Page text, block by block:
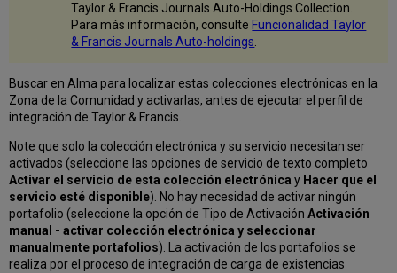
Taylor & Francis Journals Auto-Holdings Collection.
Para más información, consulte Funcionalidad Taylor
& Francis Journals Auto-holdings.
Buscar en Alma para localizar estas colecciones electrónicas en la
Zona de la Comunidad y activarlas, antes de ejecutar el perfil de
integración de Taylor & Francis.
Note que solo la colección electrónica y su servicio necesitan ser
activados (seleccione las opciones de servicio de texto completo
Activar el servicio de esta colección electrónica y Hacer que el
servicio esté disponible). No hay necesidad de activar ningún
portafolio (seleccione la opción de Tipo de ActivaciónActivación
manual - activar colección electrónica y seleccionar
manualmente portafolios). La activación de los portafolios se
realiza por el proceso de integración de carga de existencias